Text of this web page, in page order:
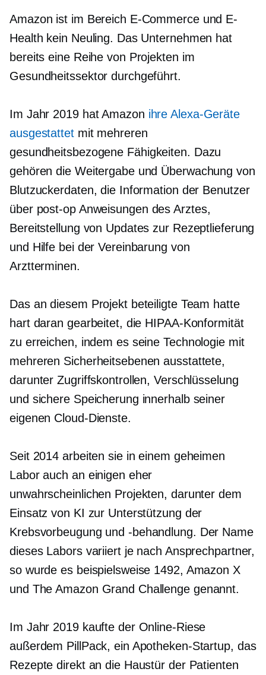
Amazon ist im Bereich E-Commerce und E-
Health kein Neuling. Das Unternehmen hat
bereits eine Reihe von Projekten im
Gesundheitssektor durchgeführt.
Im Jahr 2019 hat Amazon ihre Alexa-Geräte
ausgestattetmit mehreren
gesundheitsbezogene Fähigkeiten. Dazu
gehören die Weitergabe und Überwachung von
Blutzuckerdaten, die Information der Benutzer
über post-opAnweisungen des Arztes,
Bereitstellung von Updates zur Rezeptlieferung
und Hilfe bei der Vereinbarung von
Arztterminen.
Das an diesem Projekt beteiligte Team hatte
hart daran gearbeitet, die HIPAA-Konformität
zu erreichen, indem es seine Technologie mit
mehreren Sicherheitsebenen ausstattete,
darunter Zugriffskontrollen, Verschlüsselung
und sichere Speicherung innerhalb seiner
eigenen Cloud-Dienste.
Seit 2014 arbeiten sie in einem geheimen
Labor auch an einigen eher
unwahrscheinlichen Projekten, darunter dem
Einsatz von KI zur Unterstützung der
Krebsvorbeugung und -behandlung. Der Name
dieses Labors variiert je nach Ansprechpartner,
so wurde es beispielsweise 1492, Amazon X
und The Amazon Grand Challenge genannt.
Im Jahr 2019 kaufte der Online-Riese
außerdem PillPack, ein Apotheken-Startup, das
Rezepte direkt an die Haustür der Patienten